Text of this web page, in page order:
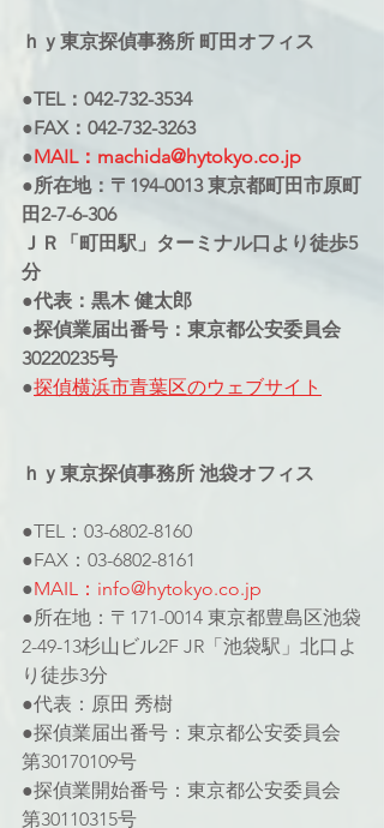
ｈｙ東京探偵事務所 町田オフィス
●TEL：042-732-3534
●FAX：042-732-3263
●MAIL：machida@hytokyo.co.jp
●所在地：〒194-0013 東京都町田市原町
田2-7-6-306
ＪＲ「町田駅」ターミナル口より徒歩5
分
●代表：黒木 健太郎
●探偵業届出番号：東京都公安委員会
30220235号
●探偵横浜市青葉区のウェブサイト
ｈｙ東京探偵事務所 池袋オフィス
●TEL：03-6802-8160
●FAX：03-6802-8161
●MAIL：info@hytokyo.co.jp
●所在地：〒171-0014 東京都豊島区池袋
2-49-13杉山ビル2F JR「池袋駅」北口よ
り徒歩3分
●代表：原田 秀樹
●探偵業届出番号：東京都公安委員会
第30170109号
●探偵業開始番号：東京都公安委員会
第30110315号